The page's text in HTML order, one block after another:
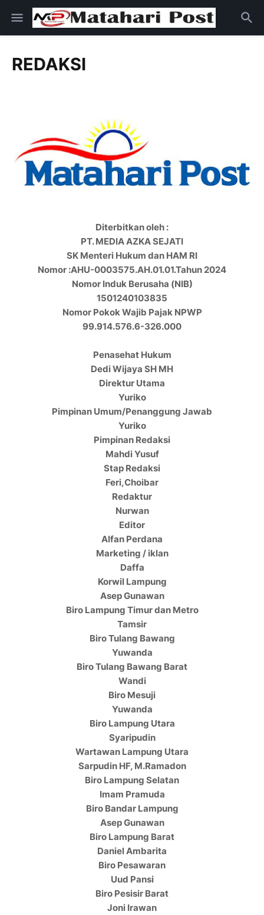
REDAKSI
Diterbitkan oleh :
PT. MEDIA AZKA SEJATI
SK Menteri Hukum dan HAM RI
Nomor :AHU-0003575.AH.01.01.Tahun 2024
Nomor Induk Berusaha (NIB)
1501240103835
Nomor Pokok Wajib Pajak NPWP
99.914.576.6-326.000
Penasehat Hukum
Dedi Wijaya SH MH
Direktur Utama
Yuriko
Pimpinan Umum/Penanggung Jawab
Yuriko
Pimpinan Redaksi
Mahdi Yusuf
Stap Redaksi
Feri,Choibar
Redaktur
Nurwan
Editor
Alfan Perdana
Marketing / iklan
Daffa
Korwil Lampung
Asep Gunawan
Biro Lampung Timur dan Metro
Tamsir
Biro Tulang Bawang
Yuwanda
Biro Tulang Bawang Barat
Wandi
Biro Mesuji
Yuwanda
Biro Lampung Utara
Syaripudin
Wartawan Lampung Utara
Sarpudin HF, M.Ramadon
Biro Lampung Selatan
Imam Pramuda
Biro Bandar Lampung
Asep Gunawan
Biro Lampung Barat
Daniel Ambarita
Biro Pesawaran
Uud Pansi
Biro Pesisir Barat
Joni Irawan